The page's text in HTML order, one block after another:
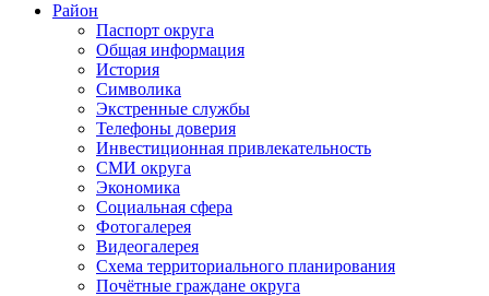
Район
Паспорт округа
Общая информация
История
Символика
Экстренные службы
Телефоны доверия
Инвестиционная привлекательность
СМИ округа
Экономика
Социальная сфера
Фотогалерея
Видеогалерея
Схема территориального планирования
Почётные граждане округа